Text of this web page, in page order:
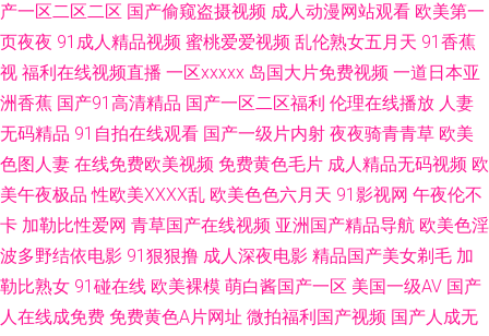
逼 日韩欧美国产17 无码人妻装修 亚洲日韩资源 91传媒合集 91在线看 97超
碰草在线 www91白 国产精品25 国产久草要 九一网站直接看 青青草毛片资
源 三级国产日韩网址 无码成人影音先锋 影音先锋丝袜制服 91九色海角涩涩
东京热淫成人专区 超碰大香蕉97 激情福利午夜 久草精品在线 欧美性色网 老
妖黄色A片 日韩无码剧场 丝袜性爱aV 影视Av第一页 91视频91九色 成人依人
产一区二区二区 国产偷窥盗摄视频 成人动漫网站观看 欧美第一
页夜夜 91成人精品视频 蜜桃爱爱视频 乱伦熟女五月天 91香蕉
视 福利在线视频直播 一区xxxxx 岛国大片免费视频 一道日本亚
洲香蕉 国产91高清精品 国产一区二区福利 伦理在线播放 人妻
无码精品 91自拍在线观看 国产一级片内射 夜夜骑青青草 欧美
色图人妻 在线免费欧美视频 免费黄色毛片 成人精品无码视频 欧
美午夜极品 性欧美ⅩⅩⅩⅩ乱 欧美色色六月天 91影视网 午夜伦不
卡 加勒比性爱网 青草国产在线视频 亚洲国产精品导航 欧美色淫
波多野结依电影 91狠狠撸 成人深夜电影 精品国产美女剃毛 加
勒比熟女 91碰在线 欧美裸模 萌白酱国产一区 美国一级AV 国产
人在线成免费 免费黄色A片网址 微拍福利国产视频 国产人成无